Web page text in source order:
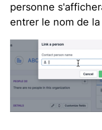
personne
entrer le nom de